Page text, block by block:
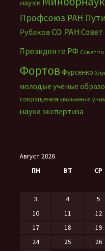
науки
Профсоюз РАН
Рубаков СО РАНСовет
Президенте РФ Совет
Фортов Фурсенко
молодые учёные
сокращения увольнения
науки экспертиза
Август 2026
ПН
ВТ СР
3
4 5
10
11 12
17
18 19
24
25 26